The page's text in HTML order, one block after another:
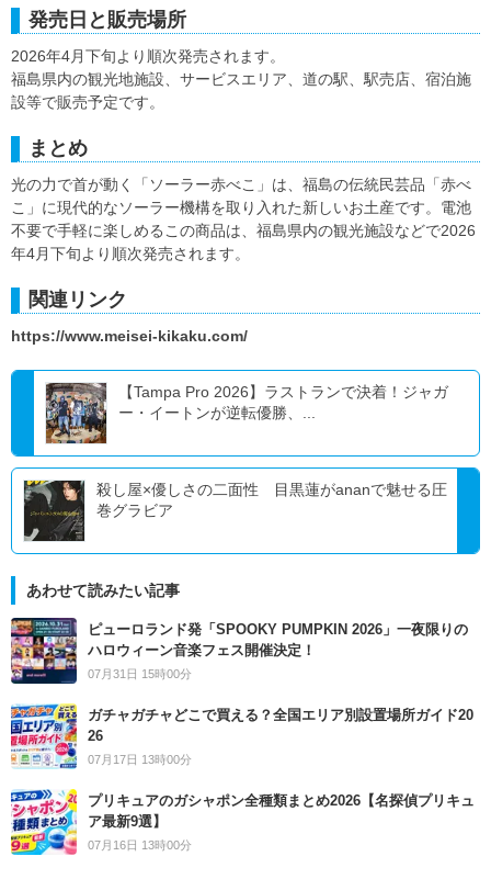
発売日と販売場所
2026年4月下旬より順次発売されます。
福島県内の観光地施設、サービスエリア、道の駅、駅売店、宿泊施
設等で販売予定です。
まとめ
光の力で首が動く「ソーラー赤べこ」は、福島の伝統民芸品「赤べ
こ」に現代的なソーラー機構を取り入れた新しいお土産です。電池
不要で手軽に楽しめるこの商品は、福島県内の観光施設などで2026
年4月下旬より順次発売されます。
関連リンク
https://www.meisei-kikaku.com/
【Tampa Pro 2026】ラストランで決着！ジャガ
ー・イートンが逆転優勝、...
殺し屋×優しさの二面性 目黒蓮がananで魅せる圧
巻グラビア
あわせて読みたい記事
ピューロランド発「SPOOKY PUMPKIN 2026」一夜限りの
ハロウィーン音楽フェス開催決定！
07月31日 15時00分
ガチャガチャどこで買える？全国エリア別設置場所ガイド20
26
07月17日 13時00分
プリキュアのガシャポン全種類まとめ2026【名探偵プリキュ
ア最新9選】
07月16日 13時00分